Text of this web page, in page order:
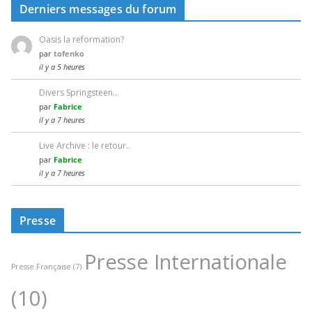
Derniers messages du forum
Oasis la reformation?
par tofenko
il y a 5 heures
Divers Springsteen…
par Fabrice
il y a 7 heures
Live Archive : le retour..
par Fabrice
il y a 7 heures
Presse
Presse Française (7) Presse Internationale
(10)